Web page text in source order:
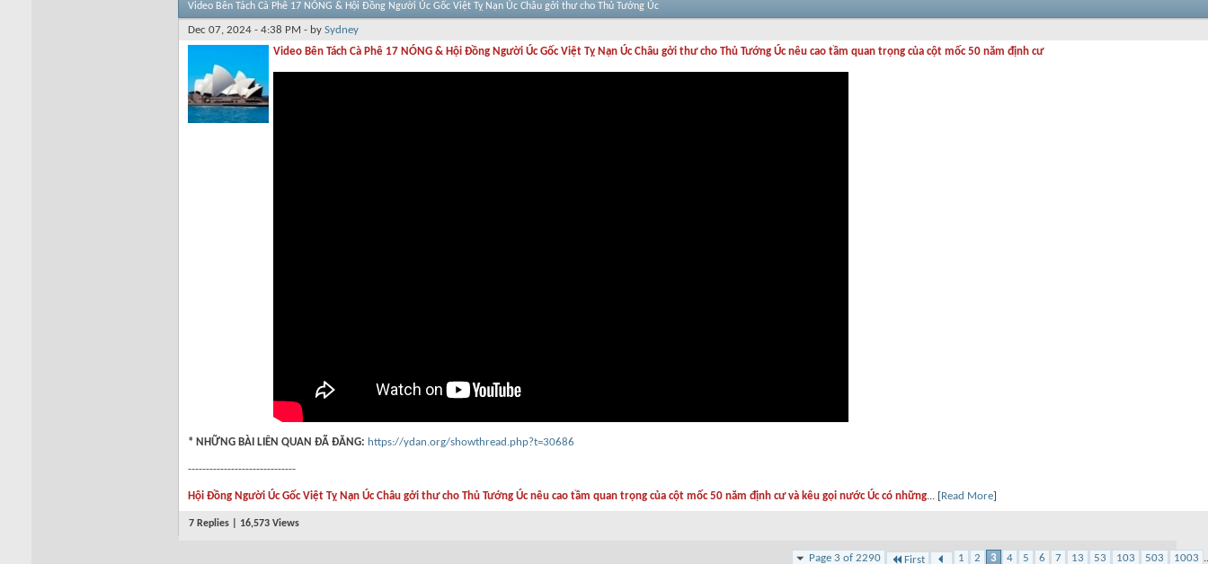
Video Bên Tách Cà Phê 17 NÓNG & Hội Đồng Người Úc Gốc Việt Tỵ Nạn Úc Châu gởi thư cho Thủ Tướng Úc
Dec 07, 2024 - 4:38 PM - by Sydney
Video Bên Tách Cà Phê 17 NÓNG & Hội Đồng Người Úc Gốc Việt Tỵ Nạn Úc Châu gởi thư cho Thủ Tướng Úc nêu cao tầm quan trọng của cột mốc 50 năm định cư
* NHỮNG BÀI LIÊN QUAN ĐÃ ĐĂNG: https://ydan.org/showthread.php?t=30686
------------------------------
Hội Đồng Người Úc Gốc Việt Tỵ Nạn Úc Châu gởi thư cho Thủ Tướng Úc nêu cao tầm quan trọng của cột mốc 50 năm định cư và kêu gọi nước Úc có những... [Read More]
7 Replies | 16,573 Views
Page 3 of 2290 First 1 2 3 4 5 6 7 13 53 103 503 1003